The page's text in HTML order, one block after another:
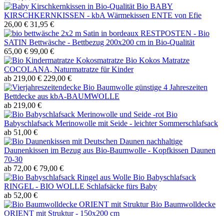
Bio BABY
KIRSCHKERNKISSEN - kbA Wärmekissen ENTE von Efie
26,00 € 31,95 €
RESTPOSTEN - Bio
SATIN Bettwäsche - Bettbezug 200x200 cm in Bio-Qualität
65,00 € 99,00 €
Bio Kokos Matratze
COCOLANA, Naturmatratze für Kinder
ab 219,00 € 229,00 €
günstige 4 Jahreszeiten
Bettdecke aus kbA-BAUMWOLLE
ab 219,00 €
Bio
Babyschlafsack Merinowolle mit Seide - leichter Sommerschlafsack
ab 51,00 €
nachhaltige
Daunenkissen im Bezug aus Bio-Baumwolle - Kopfkissen Daunen
70-30
ab 72,00 € 79,00 €
Bio Babyschlafsack
RINGEL - BIO WOLLE Schlafsäcke fürs Baby
ab 52,00 €
Bio Baumwolldecke
ORIENT mit Struktur - 150x200 cm